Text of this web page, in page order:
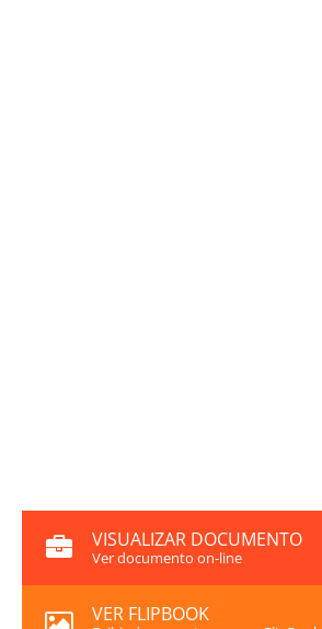
VISUALIZAR DOCUMENTO
Ver documento on-line
VER FLIPBOOK